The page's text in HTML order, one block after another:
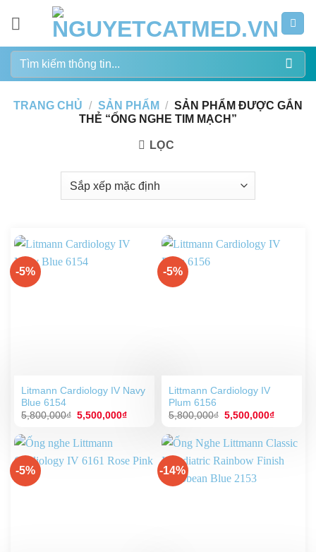
dung
Tìm
kiếm:
TRANG CHỦ / SẢN PHẨM / SẢN PHẨM ĐƯỢC GẮN
THẺ “ỐNG NGHE TIM MẠCH”
LỌC
-5%
Litmann Cardiology IV Navy
Blue 6154
5,800,000₫ Giá
5,800,000₫.
5,500,000₫Giá
-5%
Littmann Cardiology IV
Plum 6156
5,800,000₫ Giá
5,800,000₫.
5,500,000₫Giá
là:
-5% -14%